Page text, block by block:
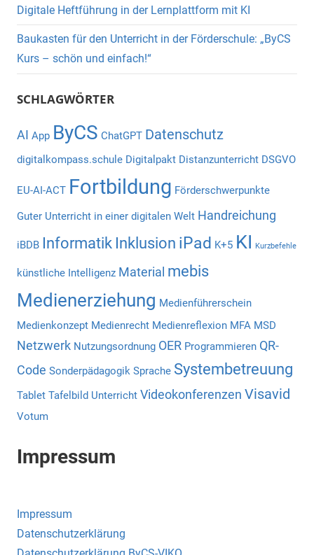
Digitale Heftführung in der Lernplattform mit KI
Baukasten für den Unterricht in der Förderschule: „ByCS
Kurs – schön und einfach!“
SCHLAGWÖRTER
AI App ByCS ChatGPT Datenschutz
digitalkompass.schule Digitalpakt Distanzunterricht DSGVO
EU-AI-ACT Fortbildung Förderschwerpunkte
Guter Unterricht in einer digitalen Welt Handreichung
iBDB Informatik Inklusion iPad K+5 KI Kurzbefehle
künstliche Intelligenz Material mebis
Medienerziehung Medienführerschein
Medienkonzept Medienrecht Medienreflexion MFA MSD
Netzwerk Nutzungsordnung OER Programmieren QR-
Code Sonderpädagogik Sprache Systembetreuung
Tablet Tafelbild Unterricht Videokonferenzen Visavid
Votum
Impressum
Impressum
Datenschutzerklärung